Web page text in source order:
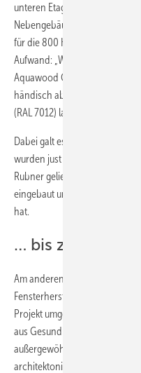
unteren Etagen sowie den 180
Nebengebäudes noch relativ
für die 800 Holzfenster und -
Aufwand: „Wir haben alle
Aquawood Covapro in
händisch abgeklebt und
(RAL 7012) lackiert.“
Dabei galt es, einen engen
wurden just in time gefertigt
Rubner geliefert, das sie in die
eingebaut und anschließend
hat.
… bis zum
Am anderen Ende
Fensterhersteller aus dem
Projekt umgesetzt: Das Buff
aus Gesundheitszentrum und
außergewöhnlichen
architektonischen Konzept